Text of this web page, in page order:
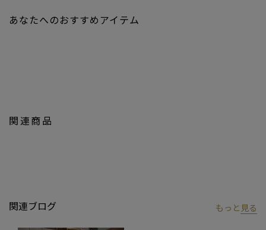
関連商品
あなたへのおすすめアイテム
関連ブログ もっと 見る